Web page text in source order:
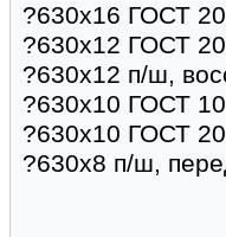
?630х16 ГОСТ
?630х12 ГОСТ
?630х12 п/ш,
?630х10 ГОСТ
?630х10 ГОСТ
?630х8 п/ш,